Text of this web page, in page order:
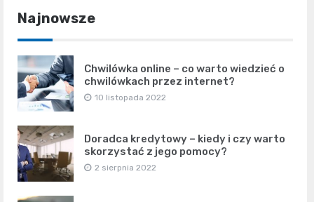
Najnowsze
Chwilówka online – co warto wiedzieć o
chwilówkach przez internet?
10 listopada 2022
Doradca kredytowy – kiedy i czy warto
skorzystać z jego pomocy?
2 sierpnia 2022